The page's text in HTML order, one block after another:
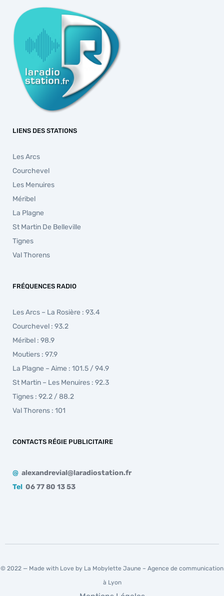
LIENS DES STATIONS
Les Arcs
Courchevel
Les Menuires
Méribel
La Plagne
St Martin De Belleville
Tignes
Val Thorens
FRÉQUENCES RADIO
Les Arcs – La Rosière : 93.4
Courchevel : 93.2
Méribel : 98.9
Moutiers : 97.9
La Plagne – Aime : 101.5 / 94.9
St Martin – Les Menuires : 92.3
Tignes : 92.2 / 88.2
Val Thorens : 101
CONTACTS RÉGIE PUBLICITAIRE
@ alexandrevial@laradiostation.fr
Tel 06 77 80 13 53
© 2022 — Made with Love by La Mobylette Jaune – Agence de communication
à Lyon